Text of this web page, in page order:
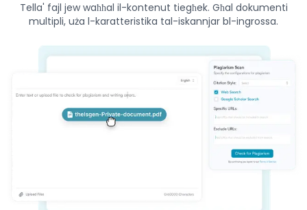
Tella' fajl jew waħħal il-kontenut tiegħek. Għal dokumenti
multipli, uża l-karatteristika tal-iskannjar bl-ingrossa.